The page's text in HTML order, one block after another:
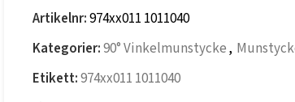
Artikelnr:974xx011 1011040
Kategorier:90° Vinkelmunstycke,
Etikett:974xx011 1011040